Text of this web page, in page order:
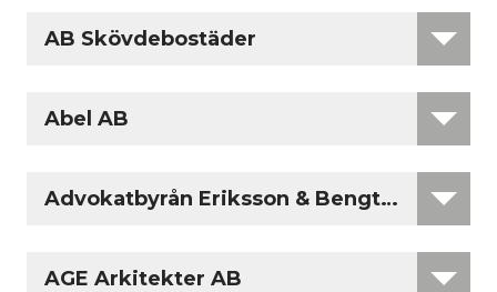
AB Skövdebostäder
Abel AB
Advokatbyrån Eriksson & Bengtsson
AGE Arkitekter AB